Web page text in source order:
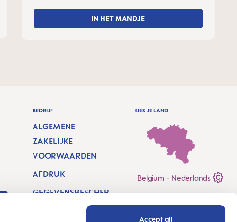
Accept all
IN HET MANDJE
BEDRIJF
ALGEMENE
ZAKELIJKE
VOORWAARDEN
AFDRUK
GEGEVENSBESCHER
KIES JE LAND
Belgium - Nederlands